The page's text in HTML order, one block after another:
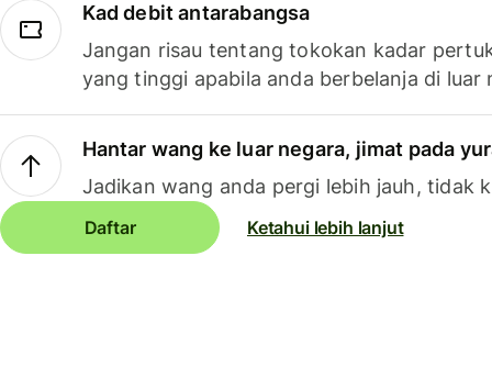
Kad debit antarabangsa
Jangan risau tentang tokokan kadar
yang tinggi apabila anda berbelanja di luar
Hantar wang ke luar negara, jimat pada
Jadikan wang anda pergi lebih jauh, tidak
Daftar Ketahui lebih lanjut